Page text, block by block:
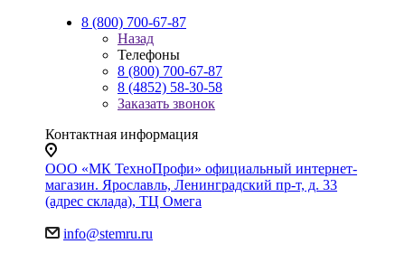
8 (800) 700-67-87
Назад
Телефоны
8 (800) 700-67-87
8 (4852) 58-30-58
Заказать звонок
Контактная информация
ООО «МК ТехноПрофи» официальный интернет-
магазин. Ярославль, Ленинградский пр-т, д. 33
(адрес склада), ТЦ Омега
info@stemru.ru